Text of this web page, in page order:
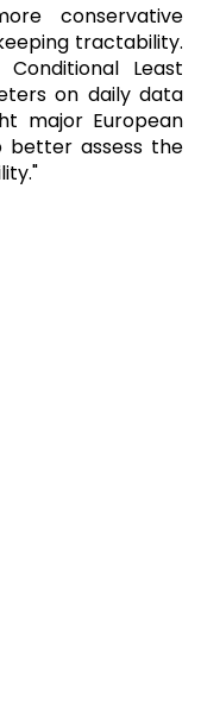
conservative
tractability.
Least
on daily data
major European
better assess the